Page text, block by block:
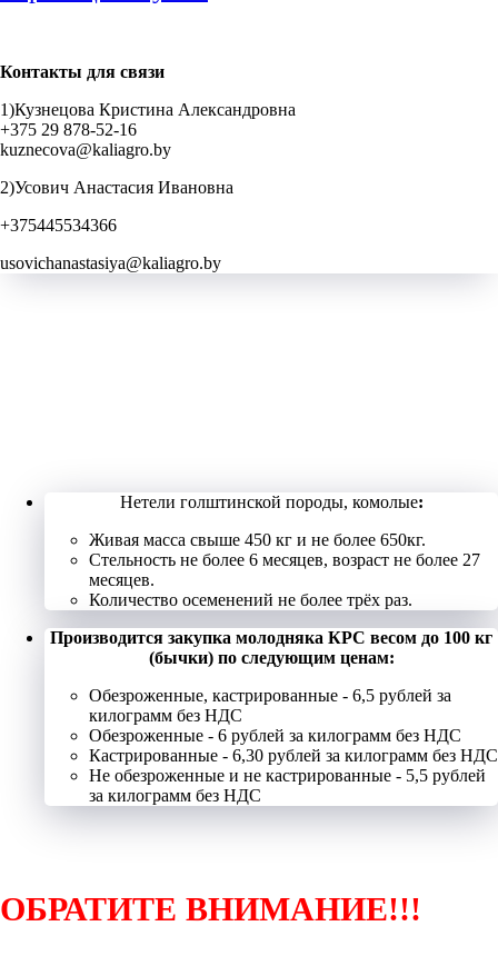
Контакты для связи
1)Кузнецова Кристина Александровна
+375 29 878-52-16
kuznecova@kaliagro.by
2)Усович Анастасия Ивановна
+375445534366
usovichanastasiya@kaliagro.by
Нетели голштинской породы, комолые:
Живая масса свыше 450 кг и не более 650кг.
Стельность не более 6 месяцев, возраст не более 27
месяцев.
Количество осеменений не более трёх раз.
Производится закупка молодняка КРС весом до 100 кг
(бычки) по следующим ценам:
Обезроженные, кастрированные - 6,5 рублей за
килограмм без НДС
Обезроженные - 6 рублей за килограмм без НДС
Кастрированные - 6,30 рублей за килограмм без НДС
Не обезроженные и не кастрированные - 5,5 рублей
за килограмм без НДС
ОБРАТИТЕ ВНИМАНИЕ!!!